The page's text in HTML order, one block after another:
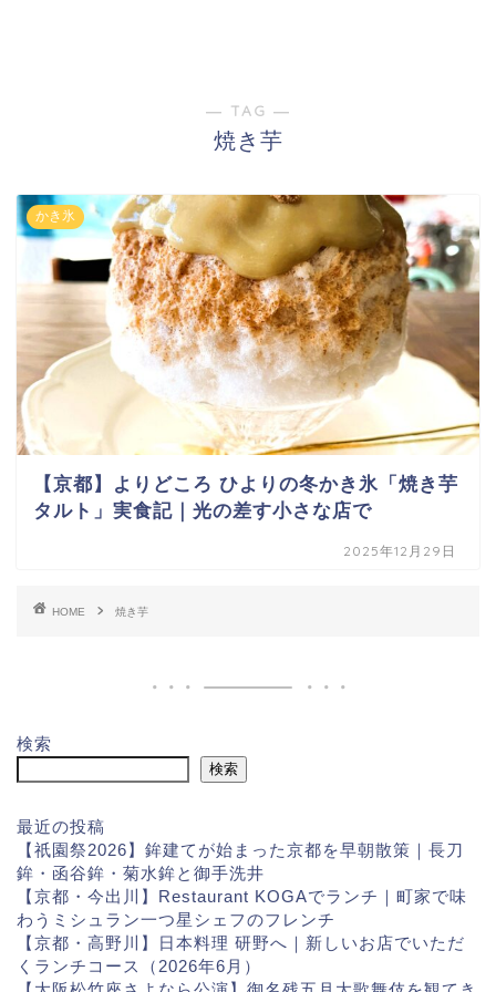
― TAG ―
焼き芋
かき氷
【京都】よりどころ ひよりの冬かき氷「焼き芋
タルト」実食記｜光の差す小さな店で
2025年12月29日
HOME 焼き芋
検索
検索
最近の投稿
【祇園祭2026】鉾建てが始まった京都を早朝散策｜長刀
鉾・函谷鉾・菊水鉾と御手洗井
【京都・今出川】Restaurant KOGAでランチ｜町家で味
わうミシュラン一つ星シェフのフレンチ
【京都・高野川】日本料理 研野へ｜新しいお店でいただ
くランチコース（2026年6月）